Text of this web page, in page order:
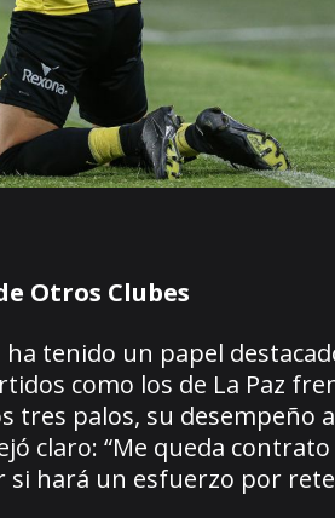
Otros Clubes
tenido un papel
como los de La Paz
tres palos, su desempeño
claro: “Me queda
si hará un esfuerzo por